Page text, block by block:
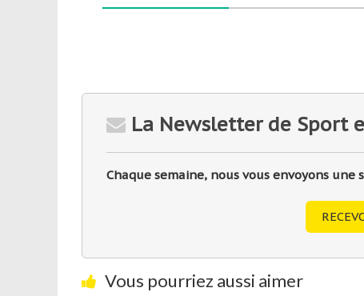
La Newsletter de Sport
Chaque semaine, nous vous envoyons
Vous pourriez aussi aimer